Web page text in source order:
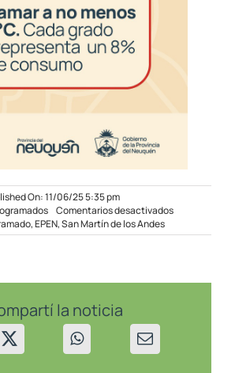
On: 11/06/25 5:35 pm
Comentarios desactivadosen
Programado
,EPEN,San Martín de los Andes
la noticia